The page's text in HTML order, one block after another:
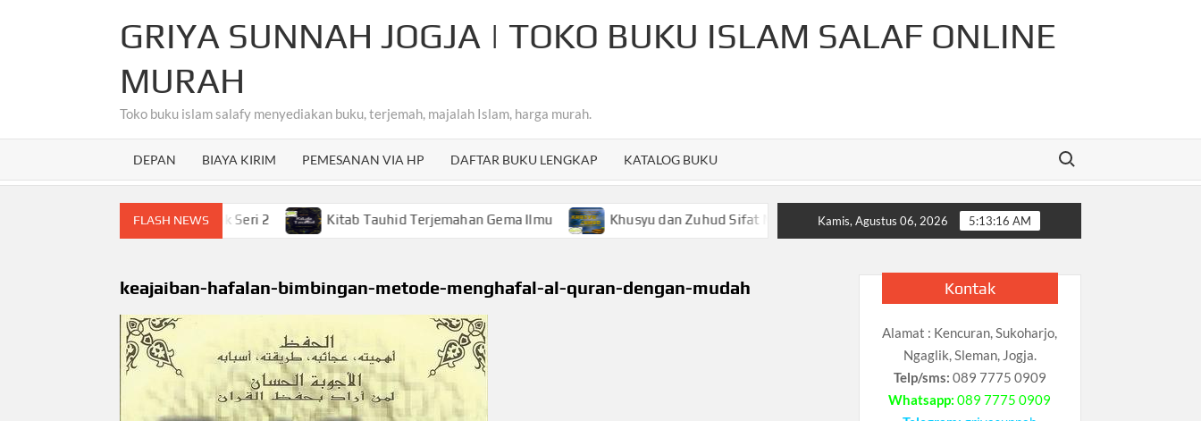
GRIYA SUNNAH JOGJA | TOKO BUKU ISLAM SALAF ONLINE
MURAH
Toko buku islam salafy menyediakan buku, terjemah, majalah Islam, harga murah.
DEPAN BIAYA KIRIM PEMESANAN VIA HP DAFTAR BUKU LENGKAP KATALOG BUKU
Search for:
FLASH NEWS
Arab Untuk Anak-Anak Seri 2 Kitab Tauhid Terjemahan Gema Ilmu Khusyu dan Zuhud Sifat Mulia Hamba Ar-Rahman Cahaya Tauhid Press
Kamis, Agustus 06, 2026 5:13:17 AM
keajaiban-hafalan-bimbingan-metode-menghafal-al-quran-dengan-mudah Kontak
Alamat : Kencuran, Sukoharjo,
Ngaglik, Sleman, Jogja.
Telp/sms: 089 7775 0909
Whatsapp: 089 7775 0909